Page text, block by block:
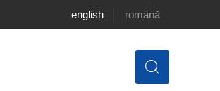
english română